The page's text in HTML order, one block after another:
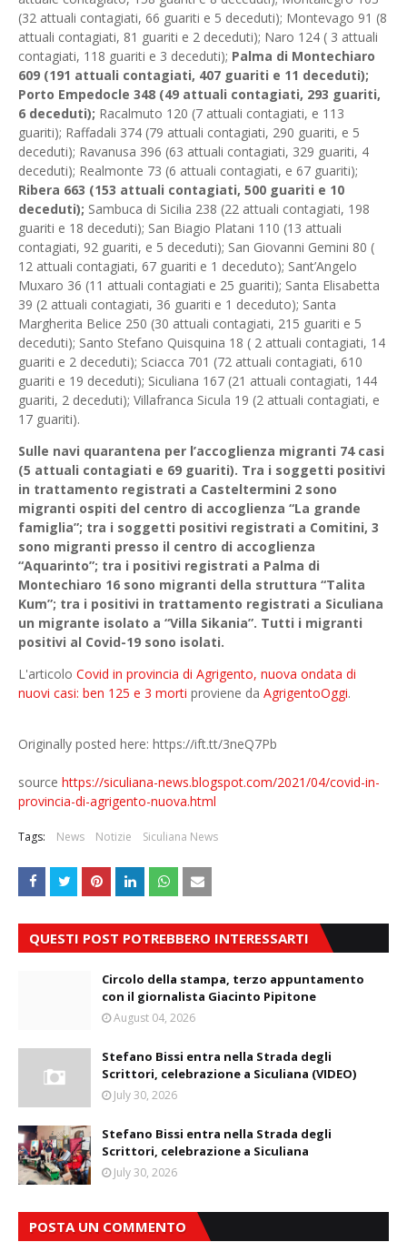
(32 attuali contagiati, 66 guariti e 5 deceduti); Montevago 91 (8
attuali contagiati, 81 guariti e 2 deceduti); Naro 124 ( 3 attuali
contagiati, 118 guariti e 3 deceduti); Palma di Montechiaro
609 (191 attuali contagiati, 407 guariti e 11 deceduti);
Porto Empedocle 348 (49 attuali contagiati, 293 guariti,
6 deceduti); Racalmuto 120 (7 attuali contagiati, e 113
guariti); Raffadali 374 (79 attuali contagiati, 290 guariti, e 5
deceduti); Ravanusa 396 (63 attuali contagiati, 329 guariti, 4
deceduti); Realmonte 73 (6 attuali contagiati, e 67 guariti);
Ribera 663 (153 attuali contagiati, 500 guariti e 10
deceduti); Sambuca di Sicilia 238 (22 attuali contagiati, 198
guariti e 18 deceduti); San Biagio Platani 110 (13 attuali
contagiati, 92 guariti, e 5 deceduti); San Giovanni Gemini 80 (
12 attuali contagiati, 67 guariti e 1 deceduto); Sant’Angelo
Muxaro 36 (11 attuali contagiati e 25 guariti); Santa Elisabetta
39 (2 attuali contagiati, 36 guariti e 1 deceduto); Santa
Margherita Belice 250 (30 attuali contagiati, 215 guariti e 5
deceduti); Santo Stefano Quisquina 18 ( 2 attuali contagiati, 14
guariti e 2 deceduti); Sciacca 701 (72 attuali contagiati, 610
guariti e 19 deceduti); Siculiana 167 (21 attuali contagiati, 144
guariti, 2 deceduti); Villafranca Sicula 19 (2 attuali contagiati, e
17 guariti).
Sulle navi quarantena per l’accoglienza migranti 74 casi
(5 attuali contagiati e 69 guariti). Tra i soggetti positivi
in trattamento registrati a Casteltermini 2 sono
migranti ospiti del centro di accoglienza “La grande
famiglia”; tra i soggetti positivi registrati a Comitini, 3
sono migranti presso il centro di accoglienza
“Aquarinto”; tra i positivi registrati a Palma di
Montechiaro 16 sono migranti della struttura “Talita
Kum”; tra i positivi in trattamento registrati a Siculiana
un migrante isolato a “Villa Sikania”. Tutti i migranti
positivi al Covid-19 sono isolati.
L'articolo Covid in provincia di Agrigento, nuova ondata di
nuovi casi: ben 125 e 3 morti proviene da AgrigentoOggi.
Originally posted here: https://ift.tt/3neQ7Pb
source https://siculiana-news.blogspot.com/2021/04/covid-in-
provincia-di-agrigento-nuova.html
Tags: News Notizie Siculiana News
QUESTI POST POTREBBERO INTERESSARTI
Circolo della stampa, terzo appuntamento
con il giornalista Giacinto Pipitone
August 04, 2026
Stefano Bissi entra nella Strada degli
Scrittori, celebrazione a Siculiana (VIDEO)
July 30, 2026
Stefano Bissi entra nella Strada degli
Scrittori, celebrazione a Siculiana
July 30, 2026
POSTA UN COMMENTO